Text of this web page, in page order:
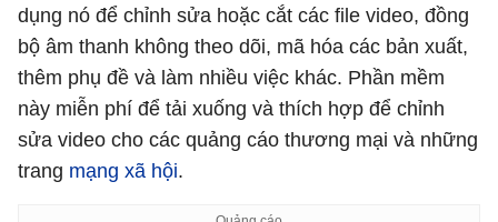
dụng nó để chỉnh sửa hoặc cắt các file video, đồng
bộ âm thanh không theo dõi, mã hóa các bản xuất,
thêm phụ đề và làm nhiều việc khác. Phần mềm
này miễn phí để tải xuống và thích hợp để chỉnh
sửa video cho các quảng cáo thương mại và những
trang mạng xã hội.